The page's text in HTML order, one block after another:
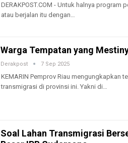
DERAKPOST.COM - Untuk halnya
atau berjalan itu dengan…
Warga Tempatan yang
Derakpost 7 Sep 2025
KEMARIN Pemprov Riau mengungkapkan
transmigrasi di provinsi ini. Yakni di…
Soal Lahan Transmigrasi